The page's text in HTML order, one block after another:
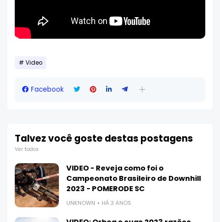
Video
Facebook
Talvez você goste destas postagens
Ver todos
VIDEO - Reveja como foi o
Campeonato Brasileiro de Downhill
2023 - POMERODE SC
UNKNOWN HÁ 3 ANOS